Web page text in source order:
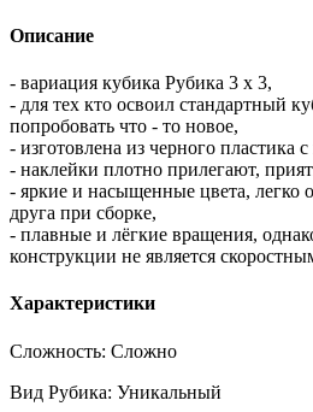
Описание
- вариация кубика Рубика 3 х 3,
- для тех кто освоил стандартный
попробовать что - то новое,
- изготовлена из черного пластика
- наклейки плотно прилегают,
- яркие и насыщенные цвета, легко
друга при сборке,
- плавные и лёгкие вращения,
конструкции не является
Характеристики
Сложность: Сложно
Вид Рубика: Уникальный